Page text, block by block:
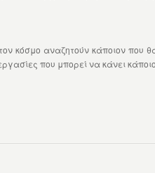
κόσμο αναζητούν κάποιον που
που μπορεί να κάνει